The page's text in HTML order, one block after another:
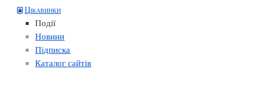
Цікавинки
Події
Новини
Підписка
Каталог сайтів